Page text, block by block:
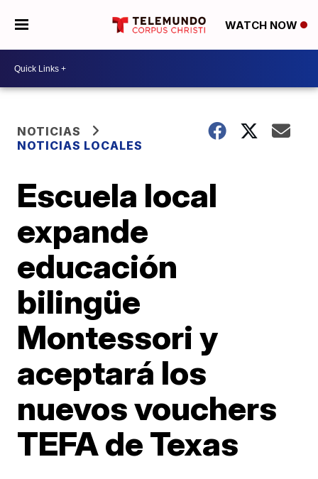
WATCH NOW
NOTICIAS
NOTICIAS LOCALES
Escuela local
expande
educación
bilingüe
Montessori y
aceptará los
nuevos vouchers
TEFA de Texas